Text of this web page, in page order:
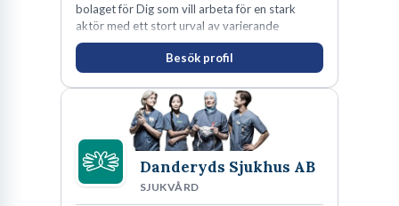
bolaget för Dig som vill arbeta för en stark
aktör med ett stort urval av varierande
uppdrag i hela Sverige både inom den privata
som offentliga sektorn.Besök profil
Danderyds Sjukhus AB
SJUKVÅRD